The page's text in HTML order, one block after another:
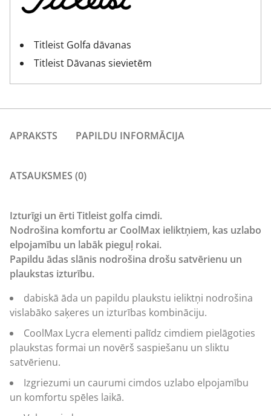
Titleist Golfa dāvanas
Titleist Dāvanas sievietēm
APRAKSTS PAPILDU INFORMĀCIJA
ATSAUKSMES (0)
Izturīgi un ērti Titleist golfa cimdi.
Nodrošina komfortu ar CoolMax ieliktņiem, kas uzlabo
elpojamību un labāk pieguļ rokai.
Papildu ādas slānis nodrošina drošu satvērienu un
plaukstas izturību.
dabiskā āda un papildu plaukstu ieliktņi nodrošina
vislabāko saķeres un izturības kombināciju.
CoolMax Lycra elementi palīdz cimdiem pielāgoties
plaukstas formai un novērš saspiešanu un sliktu
satvērienu.
Izgriezumi un caurumi cimdos uzlabo elpojamību
un komfortu spēles laikā.